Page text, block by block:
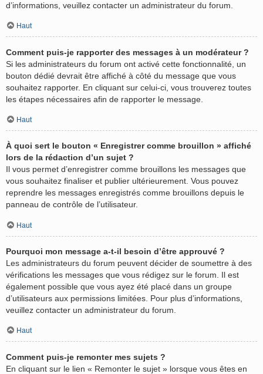
d’informations, veuillez contacter un administrateur du forum.
Haut
Comment puis-je rapporter des messages à un modérateur ?
Si les administrateurs du forum ont activé cette fonctionnalité, un
bouton dédié devrait être affiché à côté du message que vous
souhaitez rapporter. En cliquant sur celui-ci, vous trouverez toutes
les étapes nécessaires afin de rapporter le message.
Haut
À quoi sert le bouton « Enregistrer comme brouillon » affiché
lors de la rédaction d’un sujet ?
Il vous permet d’enregistrer comme brouillons les messages que
vous souhaitez finaliser et publier ultérieurement. Vous pouvez
reprendre les messages enregistrés comme brouillons depuis le
panneau de contrôle de l’utilisateur.
Haut
Pourquoi mon message a-t-il besoin d’être approuvé ?
Les administrateurs du forum peuvent décider de soumettre à des
vérifications les messages que vous rédigez sur le forum. Il est
également possible que vous ayez été placé dans un groupe
d’utilisateurs aux permissions limitées. Pour plus d’informations,
veuillez contacter un administrateur du forum.
Haut
Comment puis-je remonter mes sujets ?
En cliquant sur le lien « Remonter le sujet » lorsque vous êtes en